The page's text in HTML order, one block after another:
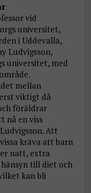
vid
universitet,
i Uddevalla,
Ludvigsson,
universitet, med
mellan
viktigt då
föräldrar
nå en viss
Att
kräva att barn
natt, extra
till diet och
kan bli